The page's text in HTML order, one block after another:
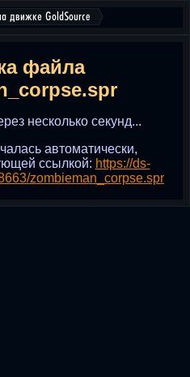
движке GoldSource
файла
несколько секунд...
автоматически,
ссылкой: https://ds-
zombieman_corpse.spr